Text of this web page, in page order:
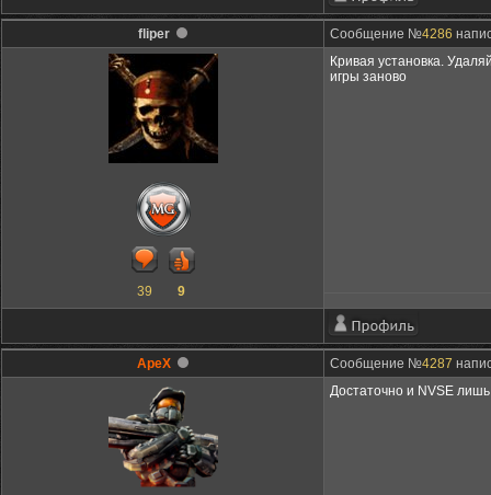
fliper Сообщение №4286
39 9
Кривая установка.
игры заново
ApeX Сообщение №4287
Достаточно и NVSE